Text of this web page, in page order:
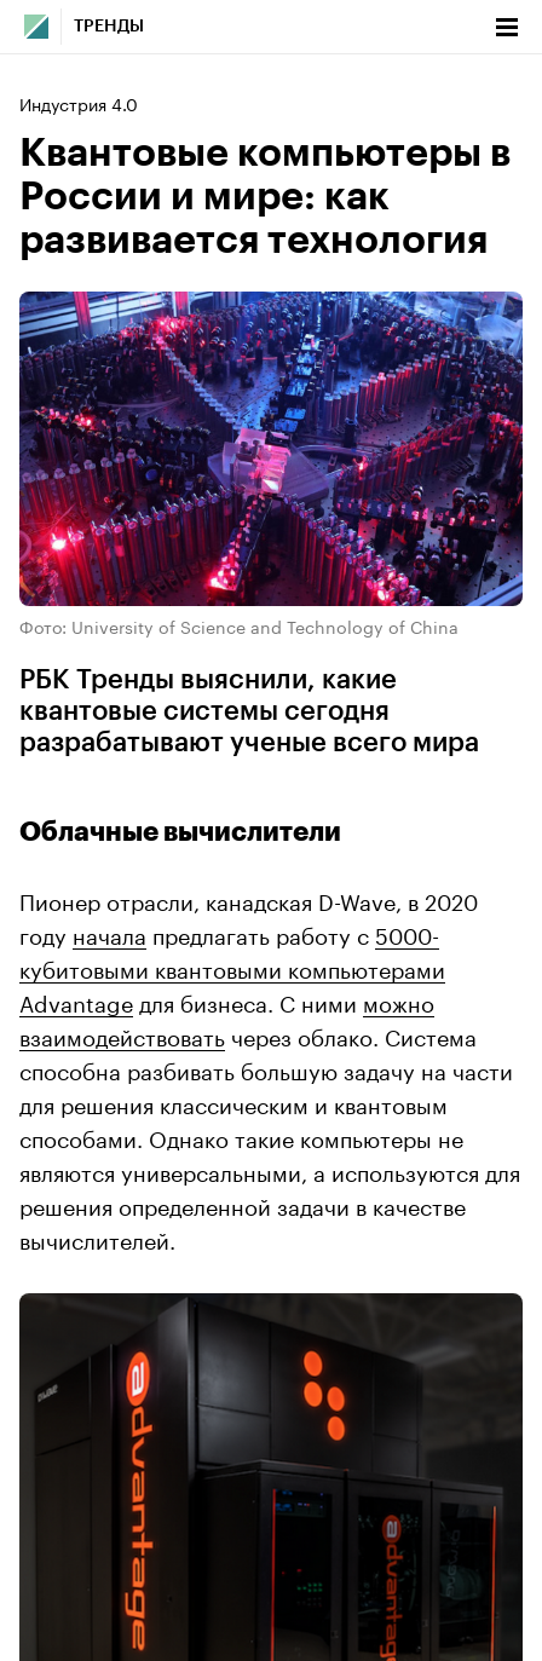
ТРЕНДЫ
Индустрия 4.0
Квантовые компьютеры в
России и мире: как
развивается технология
Фото: University of Science and Technology of China
РБК Тренды выяснили, какие
квантовые системы сегодня
разрабатывают ученые всего мира
Облачные вычислители
Пионер отрасли, канадская D-Wave, в 2020
году начала предлагать работу с 5000-
кубитовыми квантовыми компьютерами
Advantage для бизнеса. С ними можно
взаимодействовать через облако. Система
способна разбивать большую задачу на части
для решения классическим и квантовым
способами. Однако такие компьютеры не
являются универсальными, а используются для
решения определенной задачи в качестве
вычислителей.